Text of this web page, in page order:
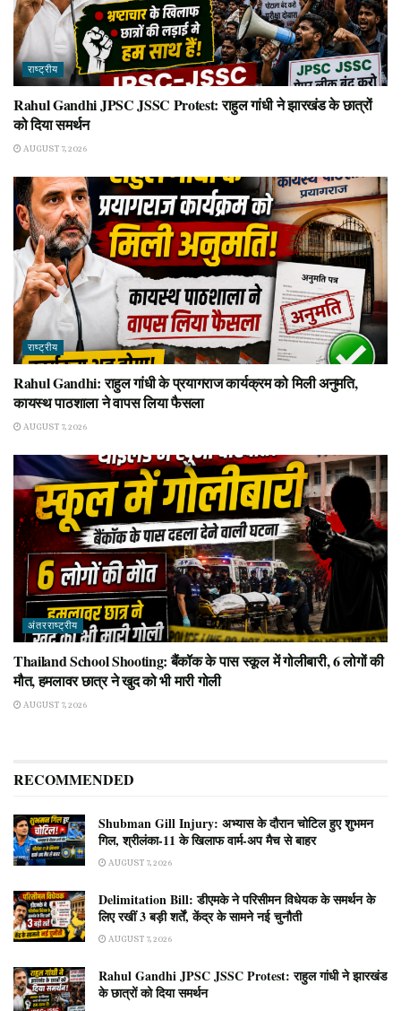
राष्ट्रीय
Rahul Gandhi JPSC JSSC Protest: राहुल गांधी ने झारखंड के छात्रों
को दिया समर्थन
AUGUST 7, 2026
राष्ट्रीय
Rahul Gandhi: राहुल गांधी के प्रयागराज कार्यक्रम को मिली अनुमति,
कायस्थ पाठशाला ने वापस लिया फैसला
AUGUST 7, 2026
अंतरराष्ट्रीय
Thailand School Shooting: बैंकॉक के पास स्कूल में गोलीबारी, 6 लोगों की
मौत, हमलावर छात्र ने खुद को भी मारी गोली
AUGUST 7, 2026
RECOMMENDED
Shubman Gill Injury: अभ्यास के दौरान चोटिल हुए शुभमन
गिल, श्रीलंका-11 के खिलाफ वार्म-अप मैच से बाहर
AUGUST 7, 2026
Delimitation Bill: डीएमके ने परिसीमन विधेयक के समर्थन के
लिए रखीं 3 बड़ी शर्तें, केंद्र के सामने नई चुनौती
AUGUST 7, 2026
Rahul Gandhi JPSC JSSC Protest: राहुल गांधी ने झारखंड
के छात्रों को दिया समर्थन